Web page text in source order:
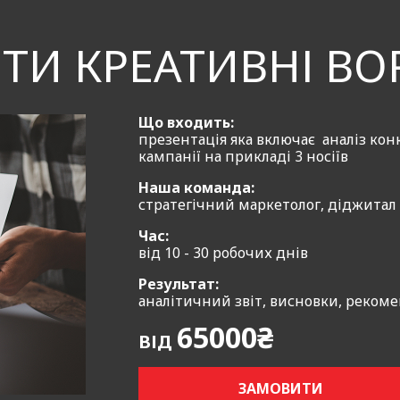
КРЕАТИВНІ
Що входить:
презентація яка включає аналіз
кампанії на прикладі 3 носіїв
Наша команда:
стратегічний маркетолог,
Час:
від 10 - 30 робочих днів
Результат:
аналітичний звіт, висновки,
ВІД 65000₴
ЗАМОВИТИ